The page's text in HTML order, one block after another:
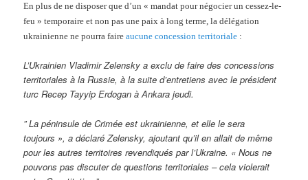
En plus de ne disposer que d’un « mandat pour négocier un cessez-le-
feu » temporaire et non pas une paix à long terme, la délégation
ukrainienne ne pourra faireaucune concession territoriale :
L’Ukrainien Vladimir Zelensky a exclu de faire des concessions
territoriales à la Russie, à la suite d’entretiens avec le président
turc Recep Tayyip Erdogan à Ankara jeudi.
” La péninsule de Crimée est ukrainienne, et elle le sera
toujours », a déclaré Zelensky, ajoutant qu’il en allait de même
pour les autres territoires revendiqués par l’Ukraine. « Nous ne
pouvons pas discuter de questions territoriales – cela violerait